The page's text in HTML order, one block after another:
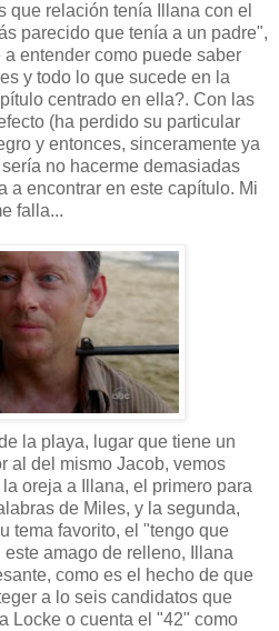
que relación tenía Illana con el
parecido que tenía a un padre",
entender como puede saber
y todo lo que sucede en la
centrado en ella?. Con las
(ha perdido su particular
y entonces, sinceramente ya
no hacerme demasiadas
a encontrar en este capítulo. Mi
falla...
la playa, lugar que tiene un
al del mismo Jacob, vemos
oreja a Illana, el primero para
de Miles, y la segunda,
tema favorito, el "tengo que
amago de relleno, Illana
como es el hecho de que
a lo seis candidatos que
Locke o cuenta el "42" como